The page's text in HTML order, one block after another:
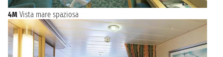
4M Vista mare spaziosa